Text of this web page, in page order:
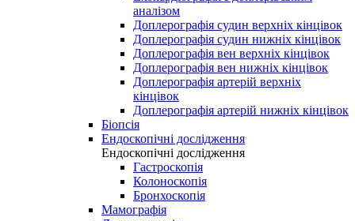
аналізом
Доплерографія судин верхніх кінцівок
Доплерографія судин нижніх кінцівок
Доплерографія вен верхніх кінцівок
Доплерографія вен нижніх кінцівок
Доплерографія артерій верхніх
кінцівок
Доплерографія артерій нижніх кінцівок
Біопсія
Ендоскопічні дослідження
Ендоскопічні дослідження
Гастроскопія
Колоноскопія
Бронхоскопія
Мамографія